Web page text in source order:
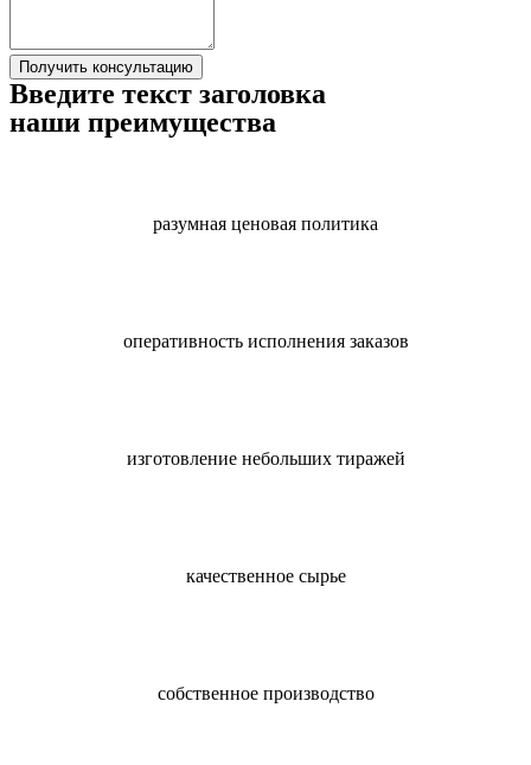
Получить консультацию
Введите текст заголовка
наши преимущества
разумная ценовая политика
оперативность исполнения заказов
изготовление небольших тиражей
качественное сырье
собственное производство